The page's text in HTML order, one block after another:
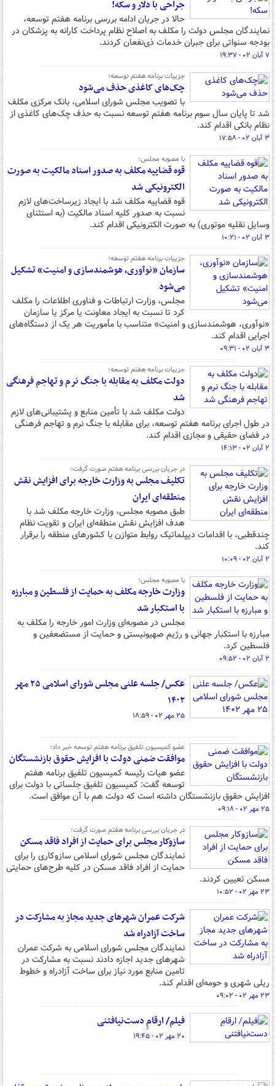
جراحی با دلار و سکه!
حالا در جریان ادامه بررسی برنامه هفتم توسعه،
نمایندگان مجلس دولت را مکلف به اصلاح نظام پرداخت کارانه به پزشکان در
بودجه سنواتی برای جبران خدمات ذی‌نفعان کردند.
۷ آبان ۰۲ - ۱۹:۳۷
جزییات برنامه هفتم توسعه؛
چک‌های کاغذی حذف می‌شود
با تصویب مجلس شورای اسلامی، بانک مرکزی مکلف
شد تا پایان سال سوم برنامه هفتم توسعه نسبت به حذف چک‌های کاغذی از
نظام بانکی اقدام کند.
۳ آبان ۰۲ - ۱۷:۵۸
با مصوبه مجلس؛
قوه قضاییه مکلف به صدور اسناد مالکیت به صورت
الکترونیکی شد
قوه قضاییه مکلف شد با ایجاد زیرساخت‌های لازم
نسبت به صدور کلیه اسناد مالکیت (به استثنای
وسایل نقلیه موتوری) به صورت الکترونیکی اقدام کند.
۳ آبان ۰۲ - ۱۰:۲۱
جزییات برنامه هفتم توسعه؛
سازمان «نوآوری، هوشمندسازی و امنیت» تشکیل
می‌شود
مجلس، وزارت ارتباطات و فناوری اطلاعات را مکلف
کرد تا نسبت به ایجاد معاونت یا مرکز یا سازمان
«نوآوری، هوشمندسازی و امنیت» متناسب با مأموریت هر یک از دستگاه‌های
اجرایی اقدام کند.
۳ آبان ۰۲ - ۰۹:۳۱
جزییات برنامه هفتم توسعه؛
دولت مکلف به مقابله با جنگ نرم و تهاجم فرهنگی
شد
دولت مکلف شد با تأمین منابع و پشتیبانی‌های لازم
در طول اجرای برنامه هفتم توسعه، برای مقابله با جنگ نرم و تهاجم فرهنگی
در فضای حقیقی و مجازی اقدام کند.
۲ آبان ۰۲ - ۱۴:۱۳
در جریان بررسی برنامه هفتم صورت گرفت؛
تکلیف مجلس به وزارت خارجه برای افزایش نقش
منطقه‌ای ایران
طبق مصوبه مجلس، وزارت خارجه مکلف شد با
هدف افزایش نقش منطقه‌ای ایران و تقویت نظام
چندقطبی، با اقدامات دیپلماتیک روابط متوازن با کشورهای منطقه را برقرار
کند.
۲ آبان ۰۲ - ۱۰:۰۹
با مصوبه مجلس؛
وزارت خارجه مکلف به حمایت از فلسطین و مبارزه
با استکبار شد
مجلس در مصوبه‌ای وزارت امور خارجه را مکلف به
مبارزه با استکبار جهانی و رژیم صهیونیستی و حمایت از مستضعفین و
فلسطین کرد.
۲ آبان ۰۲ - ۰۹:۵۲
عکس/ جلسه علنی مجلس شورای اسلامی ۲۵ مهر
۱۴۰۲
۲۵ مهر ۰۲ - ۱۸:۵۹
عضو کمیسیون تلفیق برنامه هفتم توسعه خبر داد؛
موافقت ضمنی دولت با افزایش حقوق بازنشستگان
عضو هیات رئیسه کمیسیون تلفیق برنامه هفتم
توسعه گفت: کمیسیون تلفیق جلساتی با دولت برای
افزایش حقوق بازنشستگان داشته است که دولت هم با آن موافق است.
۲۵ مهر ۰۲ - ۰۹:۱۸
در جریان بررسی برنامه هفتم صورت گرفت؛
سازوکار مجلس برای حمایت از افراد فاقد مسکن
نمایندگان مجلس شورای اسلامی سازوکاری را برای
حمایت از افراد فاقد مسکن در کلیه طرح‌های حمایتی
مسکن تعیین کردند.
۲۳ مهر ۰۲ - ۱۰:۵۲
شرکت عمران شهرهای جدید مجاز به مشارکت در
ساخت آزادراه شد
نمایندگان مجلس شورای اسلامی به شرکت عمران
شهرهای جدید اجازه دادند نسبت به مشارکت در
تامین منابع مورد نیاز برای ساخت آزادراه و خطوط
ریلی شهری و حومه‌ای اقدام کند.
۲۳ مهر ۰۲ - ۰۹:۰۲
فیلم/ ارقامِ دست‌نیافتنی
۲۰ مهر ۰۲ - ۱۹:۴۵